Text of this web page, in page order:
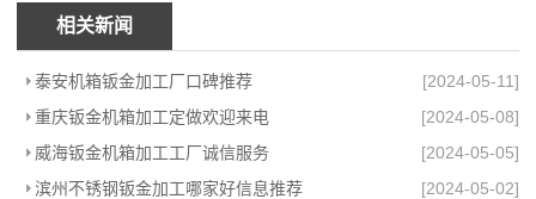
相关新闻
泰安机箱钣金加工厂口碑推荐
[2024-05-11]
重庆钣金机箱加工定做欢迎来电
[2024-05-08]
威海钣金机箱加工工厂诚信服务
[2024-05-05]
滨州不锈钢钣金加工哪家好信息推荐
[2024-05-02]